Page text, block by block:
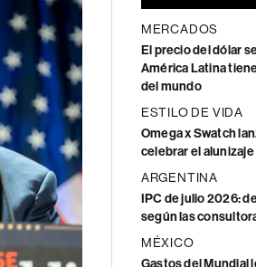
MERCADOS
El precio del dólar
América Latina
del mundo
ESTILO DE VIDA
Omega x Swatch
celebrar el alunizaje
ARGENTINA
IPC de julio 2026:
según las
MÉXICO
Gastos del Mundial